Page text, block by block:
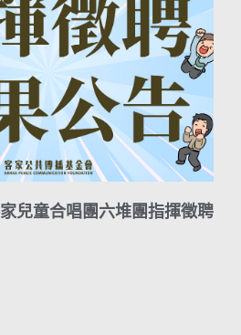
兒童合唱團六堆團指揮徵聘